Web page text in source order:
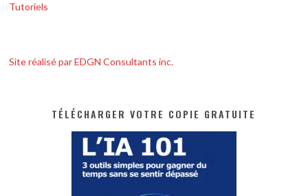
Tutoriels
Site réalisé par EDGN Consultants inc.
TÉLÉCHARGER VOTRE COPIE GRATUITE